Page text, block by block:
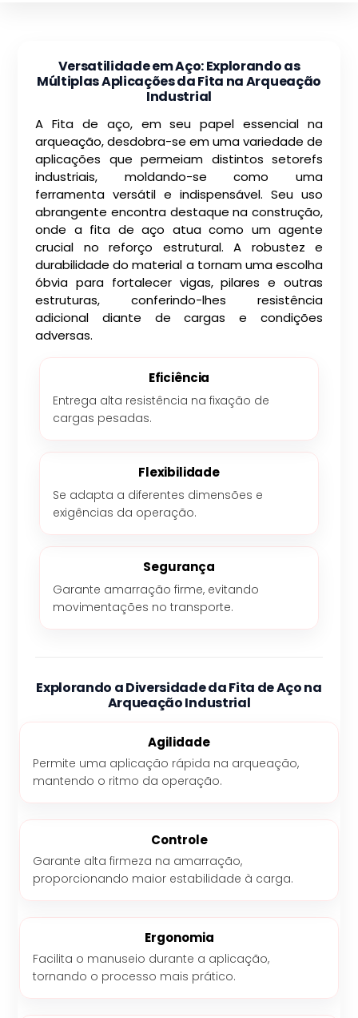
Versatilidade em Aço: Explorando as
Múltiplas Aplicações da Fita na Arqueação
Industrial
A Fita de aço, em seu papel essencial na
arqueação, desdobra-se em uma variedade de
aplicações que permeiam distintos setorefs
industriais, moldando-se como uma
ferramenta versátil e indispensável. Seu uso
abrangente encontra destaque na construção,
onde a fita de aço atua como um agente
crucial no reforço estrutural. A robustez e
durabilidade do material a tornam uma escolha
óbvia para fortalecer vigas, pilares e outras
estruturas, conferindo-lhes resistência
adicional diante de cargas e condições
adversas.
Eficiência
Entrega alta resistência na fixação de
cargas pesadas.
Flexibilidade
Se adapta a diferentes dimensões e
exigências da operação.
Segurança
Garante amarração firme, evitando
movimentações no transporte.
Explorando a Diversidade da Fita de Aço na
Arqueação Industrial
Agilidade
Permite uma aplicação rápida na arqueação,
mantendo o ritmo da operação.
Controle
Garante alta firmeza na amarração,
proporcionando maior estabilidade à carga.
Ergonomia
Facilita o manuseio durante a aplicação,
tornando o processo mais prático.